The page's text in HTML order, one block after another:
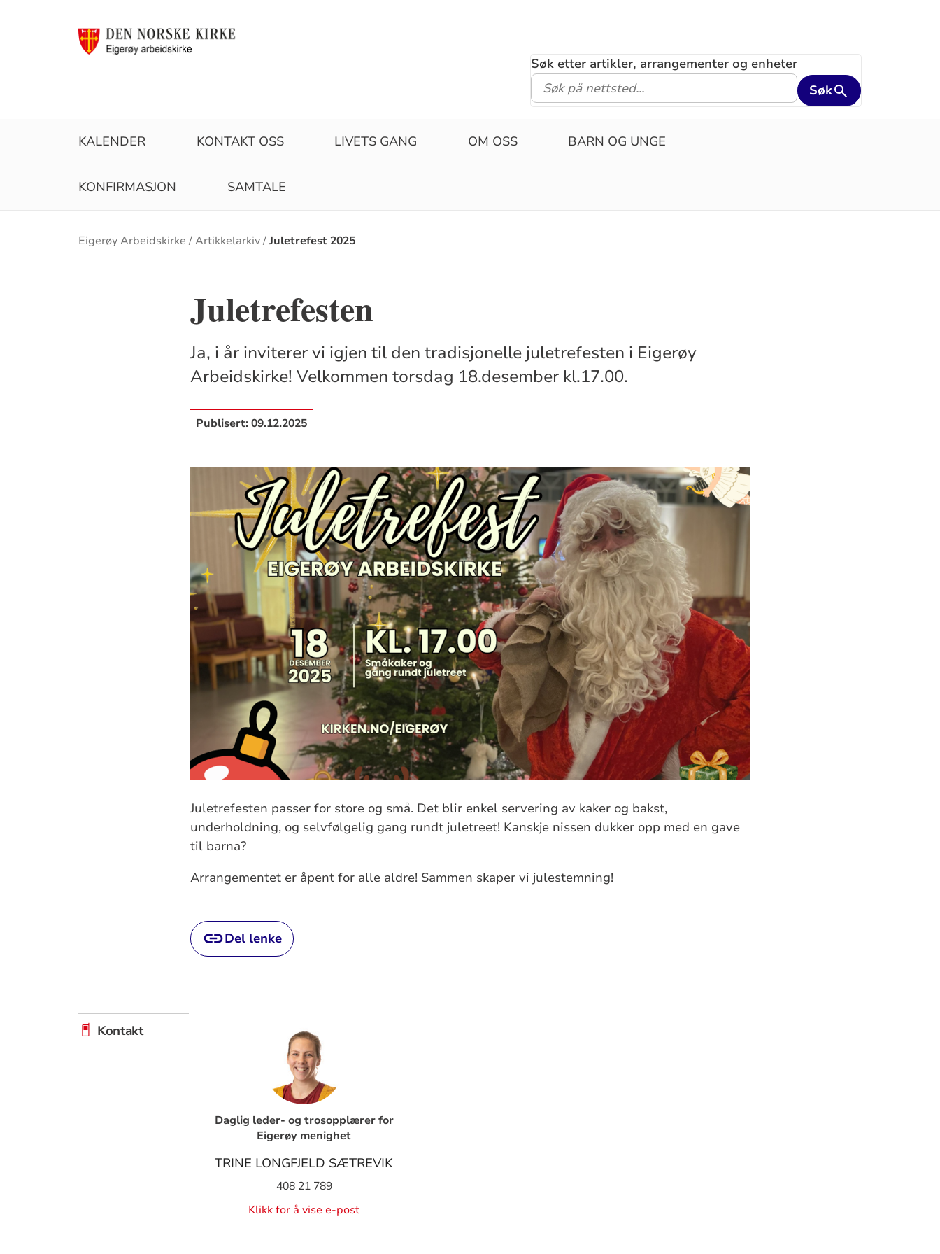
Søk etter artikler, arrangementer og enheter
Søk
KALENDER KONTAKT OSS LIVETS GANG OM OSS BARN OG UNGE
KONFIRMASJON SAMTALE
Brødsmulesti
Eigerøy Arbeidskirke Artikkelarkiv Juletrefest 2025
Juletrefesten
Ja, i år inviterer vi igjen til den tradisjonelle juletrefesten i Eigerøy
Arbeidskirke! Velkommen torsdag 18.desember kl.17.00.
Publisert:09.12.2025
Juletrefesten passer for store og små. Det blir enkel servering av kaker og bakst,
underholdning, og selvfølgelig gang rundt juletreet! Kanskje nissen dukker opp med en gave
til barna?
Arrangementet er åpent for alle aldre! Sammen skaper vi julestemning!
Del lenke
Kontakt
Daglig leder- og trosopplærer for
Eigerøy menighet
TRINE LONGFJELD SÆTREVIK
408 21 789
Klikk for å vise e-post